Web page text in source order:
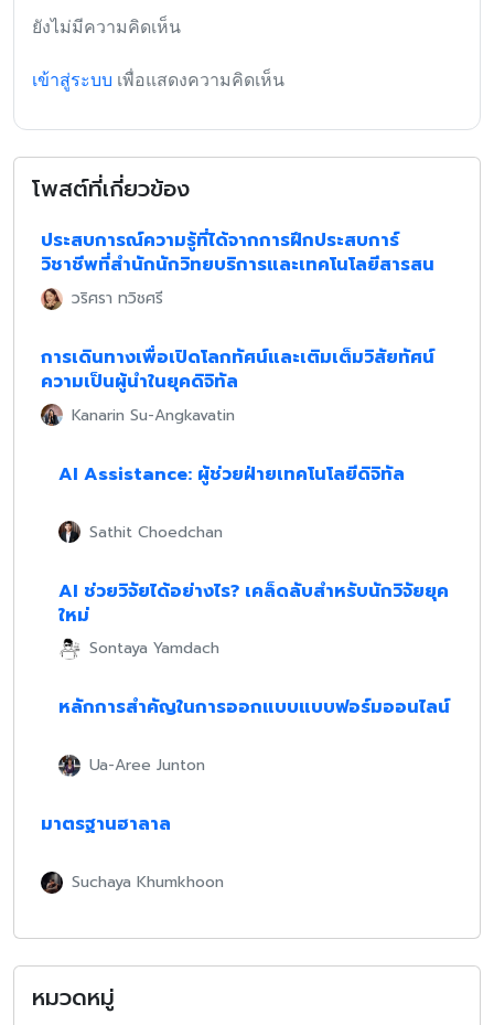
ยังไม่มีความคิดเห็น
เข้าสู่ระบบ เพื่อแสดงความคิดเห็น
โพสต์ที่เกี่ยวข้อง
ประสบการณ์ความรู้ที่ได้จากการฝึกประสบการ์
วิชาชีพที่สำนักนักวิทยบริการและเทคโนโลยีสารสน
เทศมหวิทยาลัยสวนดุสิต One World Library โดย
นักศึกษามหาวิทยาลัยราชภัฏสุราษฎร์ธานี
วริศรา ทวิชศรี
การเดินทางเพื่อเปิดโลกทัศน์และเติมเต็มวิสัยทัศน์
ความเป็นผู้นำในยุคดิจิทัล
Kanarin Su-Angkavatin
AI Assistance: ผู้ช่วยฝ่ายเทคโนโลยีดิจิทัล
Sathit Choedchan
AI ช่วยวิจัยได้อย่างไร? เคล็ดลับสำหรับนักวิจัยยุค
ใหม่
Sontaya Yamdach
หลักการสำคัญในการออกแบบแบบฟอร์มออนไลน์
Ua-Aree Junton
มาตรฐานฮาลาล
Suchaya Khumkhoon
หมวดหมู่